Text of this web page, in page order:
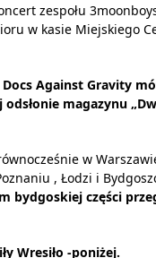
zespołu
w kasie Miejskiego
Against Gravity
magazynu
w
, Łodzi i
bydgoskiej części
Wresiło -poniżej.